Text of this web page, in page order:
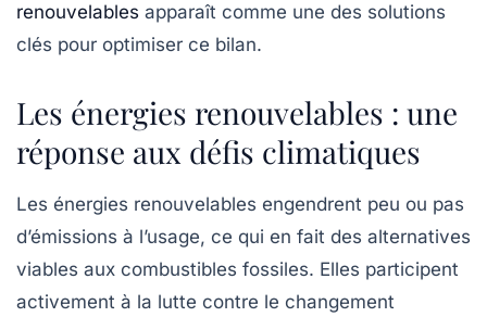
renouvelables apparaît comme une des solutions
clés pour optimiser ce bilan.
Les énergies renouvelables : une
réponse aux défis climatiques
Les énergies renouvelables engendrent peu ou pas
d’émissions à l’usage, ce qui en fait des alternatives
viables aux combustibles fossiles. Elles participent
activement à la lutte contre le changement